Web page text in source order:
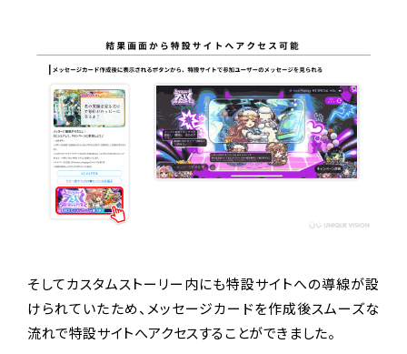
そしてカスタムストーリー内にも特設サイトへの導線が設
けられていたため、メッセージカードを作成後スムーズな
流れで特設サイトへアクセスすることができました。